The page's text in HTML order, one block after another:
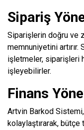
Sipariş
Siparişlerin doğru ve
memnuniyetini
işletmeler, siparişleri
işleyebilirler.
Finans
Artvin Barkod
kolaylaştırarak,